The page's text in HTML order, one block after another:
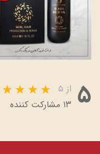
۵ از ۵
۱۳ مشارکت کننده